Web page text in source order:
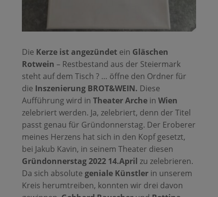
Die Kerze ist angezündetein Gläschen
Rotwein – Restbestand aus der Steiermark
steht auf dem Tisch ? … öffne den Ordner für
die Inszenierung BROT&WEIN. Diese
Aufführung wird in Theater Archein Wien
zelebriert werden. Ja, zelebriert, denn der Titel
passt genau für Gründonnerstag. Der Eroberer
meines Herzens hat sich in den Kopf gesetzt,
bei Jakub Kavin, in seinem Theater diesen
Gründonnerstag 2022 14.April zu zelebrieren.
Da sich absolute geniale Künstlerin unserem
Kreis herumtreiben, konnten wir drei davon